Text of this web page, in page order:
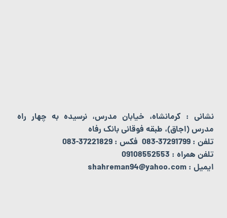
نشانی : کرمانشاه، خیابان مدرس، نرسیده به چهار راه
مدرس (اجاق)، طبقه فوقانی بانک رفاه
تلفن : 37291799-083 فکس : 37221829-083
تلفن همراه : 09108552553
ایمیل : shahreman94@yahoo.com